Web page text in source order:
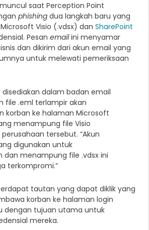
saat Perception Point
phishing dua langkah baru yang
Visio (.vdsx) dan SharePoint
Pesan emailini menyamar
dan dikirim dari akun email yang
untuk melewati pemeriksaan
disediakan dalam badan email
file .eml terlampir akan
korban ke halaman Microsoft
menampung file Visio
perusahaan tersebut. “Akun
digunakan untuk
dan menampung file .vdsx ini
terkompromi.”
tautan yang dapat diklik yang
korban ke halaman login
dengan tujuan utama untuk
mereka.